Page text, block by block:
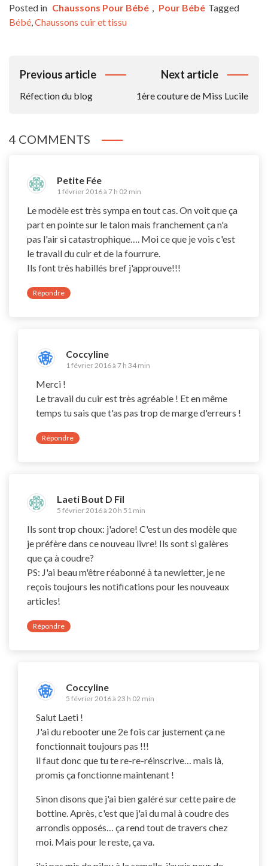
Posted in Chaussons Pour Bébé Pour Bébé Tagged
Bébé Chaussons cuir et tissu
Navigation
L’article
Previous article
Réfection du blog
Next article
1ère couture de Miss Lucile
4 COMMENTS
Petite Fée
1 février 2016 à 7 h 02 min
Le modèle est très sympa en tout cas. On voit que ça
part en pointe sur le talon mais franchement ça n'a
pas l'air si catastrophique…. Moi ce que je vois c'est
le travail du cuir et de la fourrure.
Ils font très habillés bref j'approuve!!!
Répondre
Coccyline
1 février 2016 à 7 h 34 min
Merci !
Le travail du cuir est très agréable ! Et en même
temps tu sais que t'as pas trop de marge d'erreurs !
Répondre
Laeti Bout D Fil
5 février 2016 à 20 h 51 min
Ils sont trop choux: j'adore! C'est un des modèle que
je préfère dans ce nouveau livre! Ils sont si galères
que ça à coudre?
PS: J'ai beau m'être réabonné à ta newletter, je ne
reçois toujours les notifications pour les nouveaux
articles!
Répondre
Coccyline
5 février 2016 à 23 h 02 min
Salut Laeti !
J'ai du rebooter une 2e fois car justement ça ne
fonctionnait toujours pas !!!
il faut donc que tu te re-re-réinscrive… mais là,
promis ça fonctionne maintenant !
Sinon disons que j'ai bien galéré sur cette paire de
bottine. Après, c'est que j'ai du mal à coudre des
arrondis opposés… ça rend tout de travers chez
moi. Mais pour le reste, ça va.